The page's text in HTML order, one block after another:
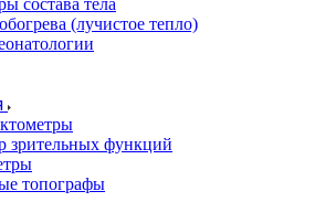
состава тела
(лучистое тепло)
зрительных функций
топографы